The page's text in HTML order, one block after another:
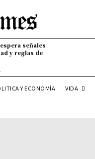
señales
y reglas de
Y ECONOMÍA VIDA